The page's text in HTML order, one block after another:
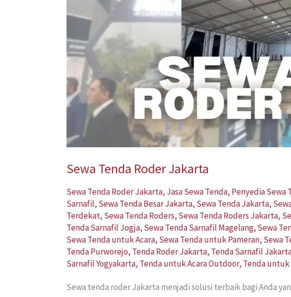
Sewa Tenda Roder Jakarta
Sewa Tenda Roder Jakarta, Jasa Sewa Tenda, Penyedia Sewa
Sarnafil, Sewa Tenda Besar Jakarta, Sewa Tenda Jakarta,
Terdekat, Sewa Tenda Roders, Sewa Tenda Roders Jakarta,
Tenda Sarnafil Jogja, Sewa Tenda Sarnafil Magelang, Sewa
Sewa Tenda untuk Acara, Sewa Tenda untuk Pameran, Sewa
Tenda Purworejo, Tenda Roder Jakarta, Tenda Sarnafil
Sarnafil Yogyakarta, Tenda untuk Acara Outdoor, Tenda
Sewa tenda roder Jakarta menjadi solusi terbaik bagi Anda